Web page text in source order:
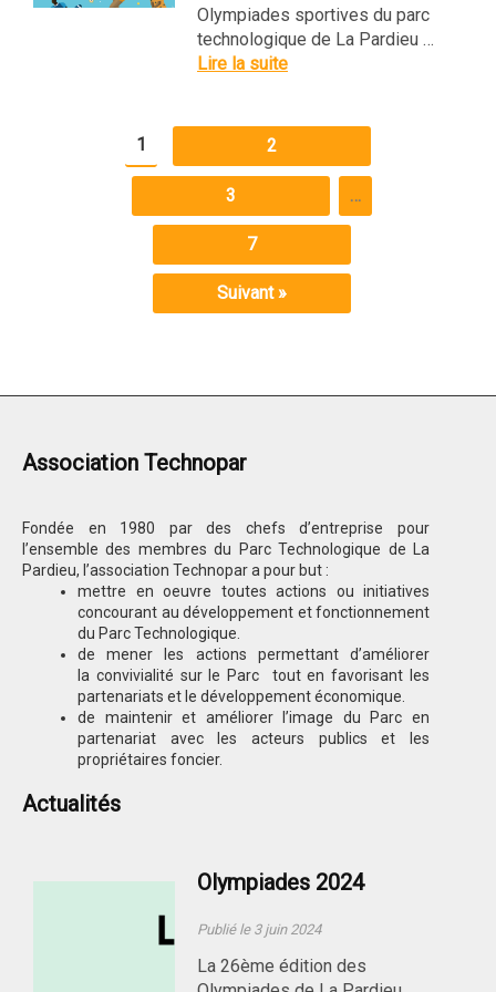
Olympiades sportives du parc
technologique de La Pardieu …
Lire la suite
1 2
3 …
7
Suivant »
Association Technopar
Fondée en 1980 par des chefs d’entreprise pour
l’ensemble des membres du Parc Technologique de La
Pardieu, l’association Technopar a pour but :
mettre en oeuvre toutes actions ou initiatives
concourant au développement et fonctionnement
du Parc Technologique.
de mener les actions permettant d’améliorer
la convivialité sur le Parc tout en favorisant les
partenariats et le développement économique.
de maintenir et améliorer l’image du Parc en
partenariat avec les acteurs publics et les
propriétaires foncier.
Actualités
Olympiades 2024
Publié le 3 juin 2024
La 26ème édition des